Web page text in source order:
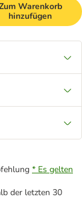
Warenkorb
hinzufügen
* Es gelten
der letzten 30